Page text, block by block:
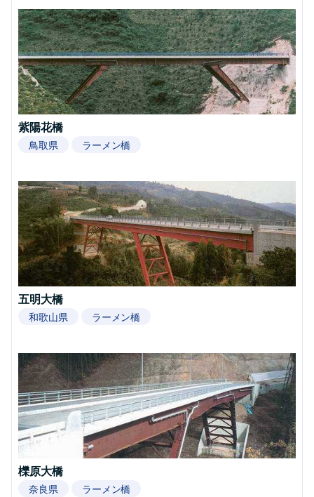
紫陽花橋
鳥取県 ラーメン橋
五明大橋
和歌山県 ラーメン橋
櫟原大橋
奈良県 ラーメン橋